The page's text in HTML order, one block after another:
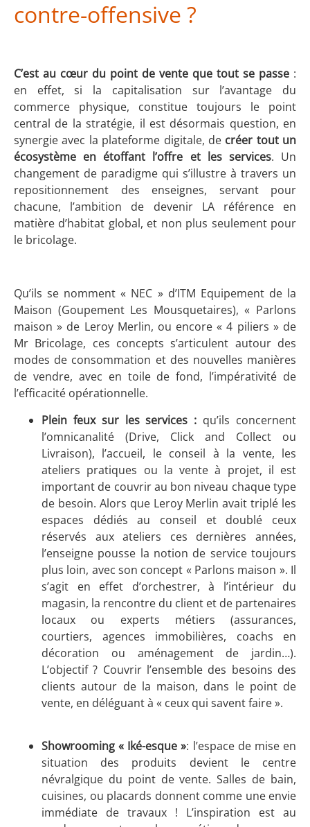
contre-offensive ?
C’est au cœur du point de vente que tout se passe :
en effet, si la capitalisation sur l’avantage du
commerce physique, constitue toujours le point
central de la stratégie, il est désormais question, en
synergie avec la plateforme digitale, de créer tout un
écosystème en étoffant l’offre et les services. Un
changement de paradigme qui s’illustre à travers un
repositionnement des enseignes, servant pour
chacune, l’ambition de devenir LA référence en
matière d’habitat global, et non plus seulement pour
le bricolage.
Qu’ils se nomment « NEC » d’ITM Equipement de la
Maison (Goupement Les Mousquetaires), « Parlons
maison » de Leroy Merlin, ou encore « 4 piliers » de
Mr Bricolage, ces concepts s’articulent autour des
modes de consommation et des nouvelles manières
de vendre, avec en toile de fond, l’impérativité de
l’efficacité opérationnelle.
Plein feux sur les services : qu’ils concernent
l’omnicanalité (Drive, Click and Collect ou
Livraison), l’accueil, le conseil à la vente, les
ateliers pratiques ou la vente à projet, il est
important de couvrir au bon niveau chaque type
de besoin. Alors que Leroy Merlin avait triplé les
espaces dédiés au conseil et doublé ceux
réservés aux ateliers ces dernières années,
l’enseigne pousse la notion de service toujours
plus loin, avec son concept « Parlons maison ». Il
s’agit en effet d’orchestrer, à l’intérieur du
magasin, la rencontre du client et de partenaires
locaux ou experts métiers (assurances,
courtiers, agences immobilières, coachs en
décoration ou aménagement de jardin…).
L’objectif ? Couvrir l’ensemble des besoins des
clients autour de la maison, dans le point de
vente, en déléguant à « ceux qui savent faire ».
Showrooming « Iké-esque »: l’espace de mise en
situation des produits devient le centre
névralgique du point de vente. Salles de bain,
cuisines, ou placards donnent comme une envie
immédiate de travaux ! L’inspiration est au